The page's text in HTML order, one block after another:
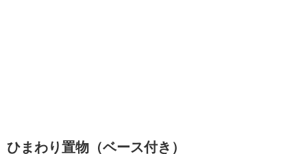
ひまわり置物（ベース付き）